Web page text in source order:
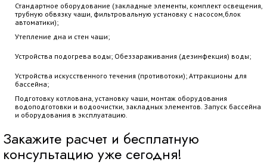
Стандартное оборудование (закладные элементы, комплект освещения,
трубную обвязку чаши, фильтровальную установку с насосом,блок
автоматики);
Утепление дна и стен чаши;
Устройства подогрева воды; Обеззараживания (дезинфекция) воды;
Устройства искусственного течения (противотоки); Аттракционы для
бассейна;
Подготовку котлована, установку чаши, монтаж оборудования
водоподготовки и водоочистки, закладных элементов. Запуск бассейна
и оборудования в эксплуатацию.
Закажите расчет и бесплатную
консультацию уже сегодня!